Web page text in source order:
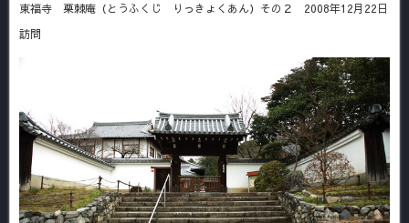
東福寺 栗棘庵（とうふくじ りっきょくあん）その２ 2008年12月22日
訪問